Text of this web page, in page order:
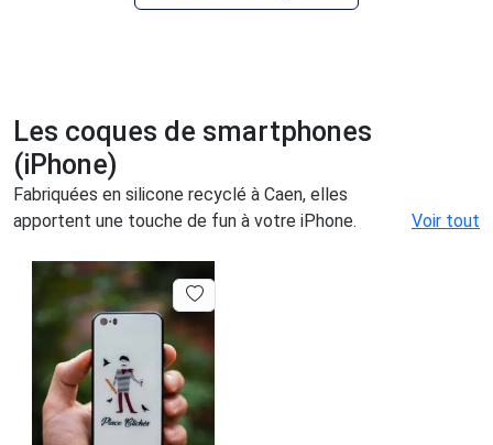
Les coques de smartphones
(iPhone)
Fabriquées en silicone recyclé à Caen, elles
apportent une touche de fun à votre iPhone.
Voir tout